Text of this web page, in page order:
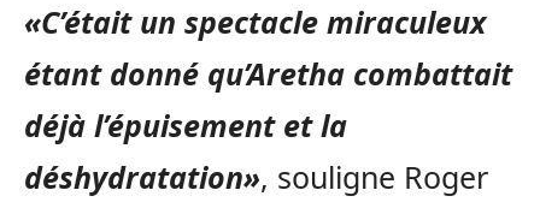
«C’était un spectacle miraculeux
étant donné qu’Aretha combattait
déjà l’épuisement et la
déshydratation», souligne Roger